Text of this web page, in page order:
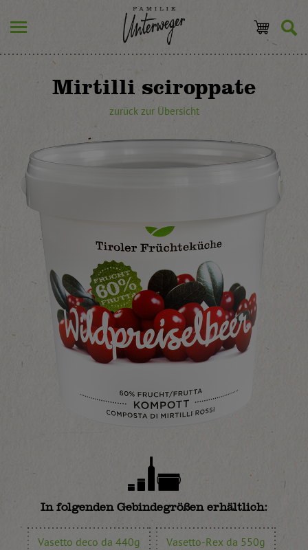
Mirtilli sciroppate
zurück zur Übersicht
In folgenden Gebindegrößen erhältlich:
Vasetto deco da 440g Vasetto-Rex da 550g